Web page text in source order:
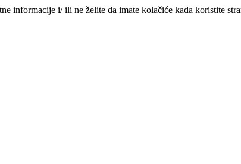
informacije i/ ili ne želite da imate kolačiće kada koristite